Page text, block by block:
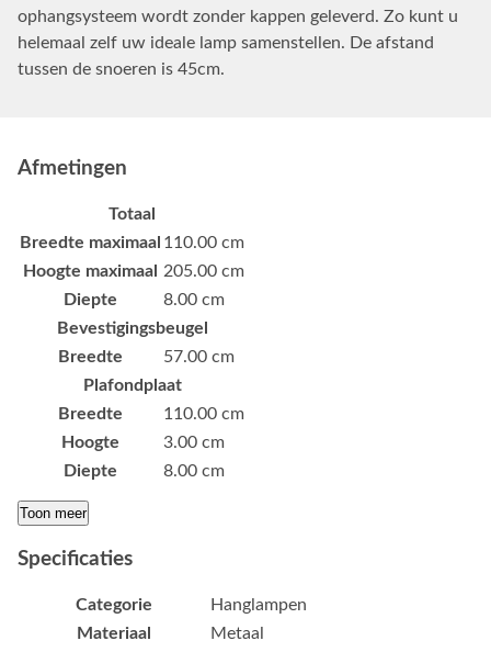
ophangsysteem wordt zonder kappen geleverd. Zo kunt u
helemaal zelf uw ideale lamp samenstellen. De afstand
tussen de snoeren is 45cm.
Afmetingen
Totaal
Breedte maximaal 110.00 cm
Hoogte maximaal
205.00 cm
Diepte
8.00 cm
Bevestigingsbeugel
Breedte
57.00 cm
Plafondplaat
Breedte
110.00 cm
Hoogte
3.00 cm
Diepte
8.00 cm
Toon meer
Specificaties
Categorie
Hanglampen
Materiaal
Metaal